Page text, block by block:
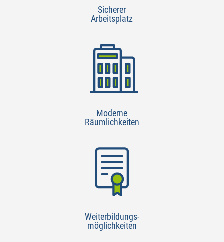
Sicherer
Arbeitsplatz
Moderne
Räumlichkeiten
Weiterbildungs-
möglichkeiten